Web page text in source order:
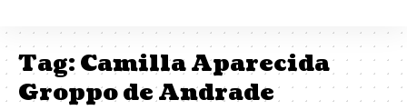
Tag:Camilla Aparecida
Groppo de Andrade